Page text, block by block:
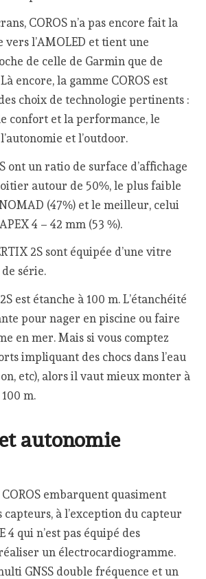
COROS n’a pas encore fait la
vers l’AMOLED et tient une
de celle de Garmin que de
encore, la gamme COROS est
choix de technologie pertinents :
confort et la performance, le
et l’outdoor.
ont un ratio de surface d’affichage
autour de 50%, le plus faible
(47%) et le meilleur, celui
4 – 42 mm (53 %).
2S sont équipée d’une vitre
série.
est étanche à 100 m. L’étanchéité
pour nager en piscine ou faire
en mer. Mais si vous comptez
impliquant des chocs dans l’eau
etc), alors il vaut mieux monter à
m.
autonomie
COROS embarquent quasiment
capteurs, à l’exception du capteur
4 qui n’est pas équipé des
un électrocardiogramme.
GNSS double fréquence et un